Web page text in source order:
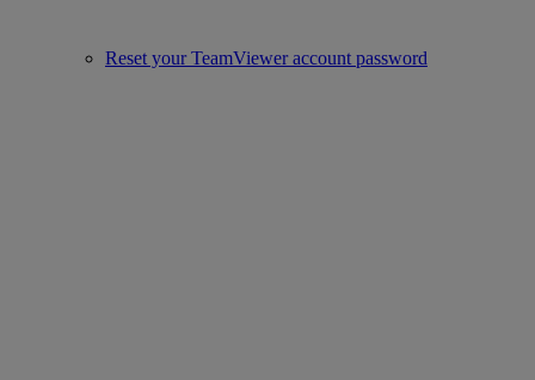
Reset your TeamViewer account password